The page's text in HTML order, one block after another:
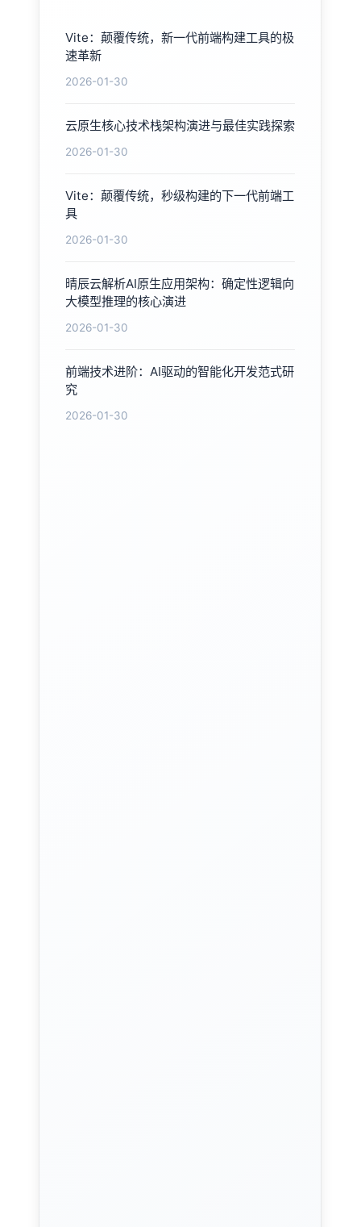
Vite：颠覆传统，新一代前端构建工具的极
速革新
2026-01-30
云原生核心技术栈架构演进与最佳实践探索
2026-01-30
Vite：颠覆传统，秒级构建的下一代前端工
具
2026-01-30
晴辰云解析AI原生应用架构：确定性逻辑向
大模型推理的核心演进
2026-01-30
前端技术进阶：AI驱动的智能化开发范式研
究
2026-01-30